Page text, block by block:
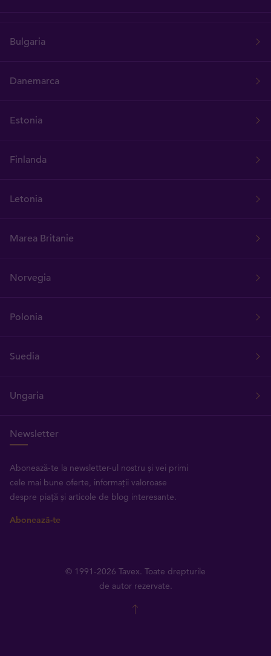
Bulgaria
Danemarca
Estonia
Finlanda
Letonia
Marea Britanie
Norvegia
Polonia
Suedia
Ungaria
Newsletter
Abonează-te la newsletter-ul nostru și vei primi
cele mai bune oferte, informații valoroase
despre piață și articole de blog interesante.
Abonează-te
© 1991-2026 Tavex. Toate drepturile
de autor rezervate.